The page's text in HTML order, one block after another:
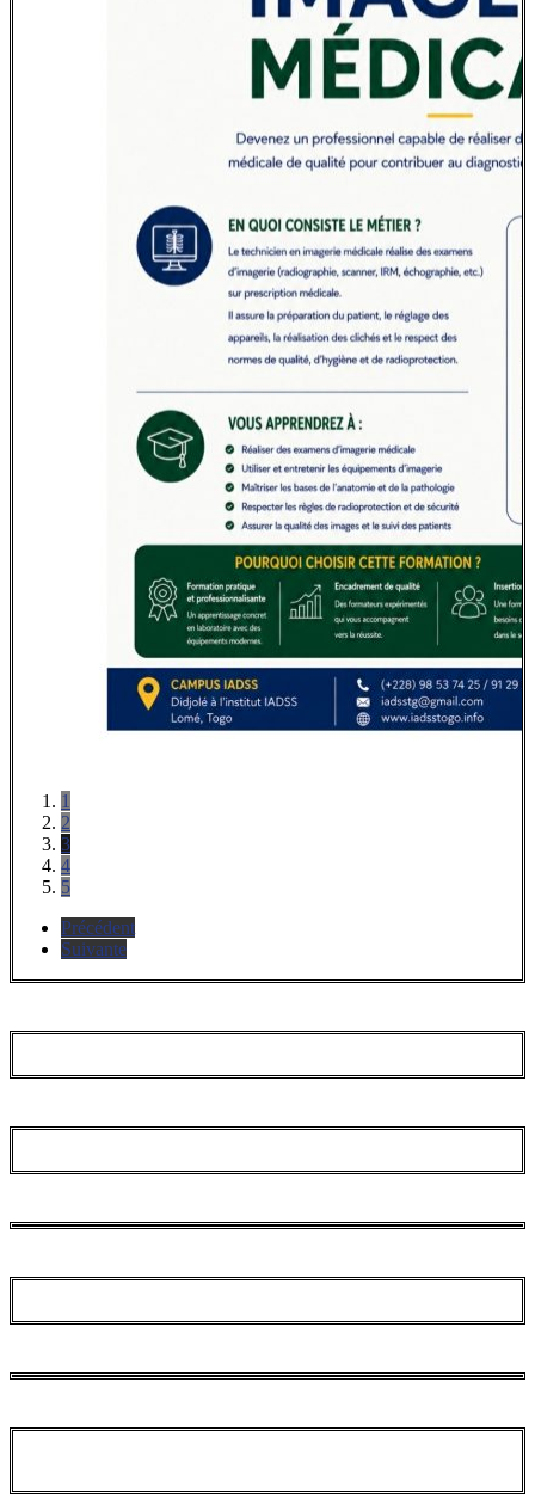
1
2
3
4
5
Précédent
Suivante